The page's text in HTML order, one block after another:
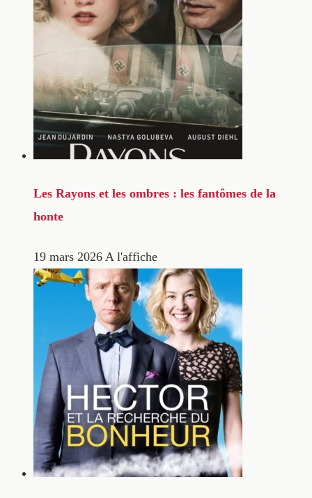
Les Rayons et les ombres : les fantômes de la
honte
19 mars 2026 A l'affiche